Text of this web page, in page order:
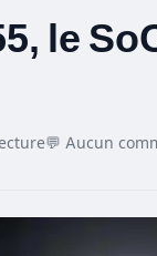
le
💬 Aucun